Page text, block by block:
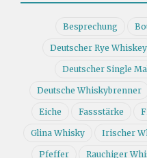
Besprechung
Deutscher Rye Whiskey
Deutscher Single
Deutsche Whiskybrenner
Eiche Fassstärke
Glina Whisky Irischer
Pfeffer Rauchiger